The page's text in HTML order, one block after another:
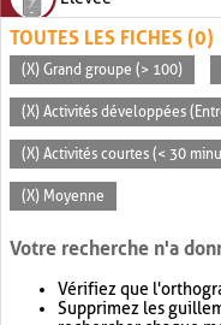
TOUTES LES FICHES (0)
(X) Grand groupe (> 100)
(X) Activités développées
(X) Activités courtes (< 30
(X) Moyenne
Votre recherche n'a
Vérifiez que
Supprimez les